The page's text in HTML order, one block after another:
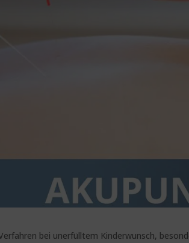
bei unerfülltem Kinderwunsch,